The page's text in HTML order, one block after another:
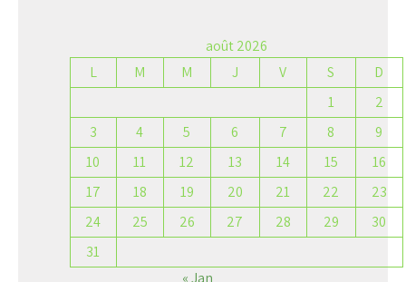
août 2026
L
M M J V S
D
1
2
3
4 5 6 7 8
9
10
11 12 13 14 15
16
17
18 19 20 21 22
23
24
25 26 27 28 29
30
31